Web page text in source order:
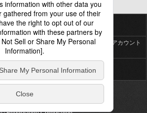
個人情報保護基本方針
ソーシャルメディア公式アカウント
お問い合わせ